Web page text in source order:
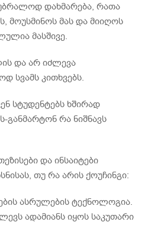
დახმარება, რათა
მოუსმინოს მას და მიიღოს
მასშივე.
და არ იძლევა
სვამს კითხვებს.
სტუდენტებს ხშირად
განმარტონ რა ნიშნავს
და ინსაიტები
თუ რა არის ქოუჩინგი:
ასრულების ტექნოლოგია.
ადამიანს იყოს საკუთარი